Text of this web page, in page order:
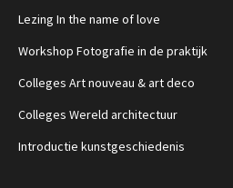
Lezing In the name of love
Workshop Fotografie in de praktijk
Colleges Art nouveau & art deco
Colleges Wereld architectuur
Introductie kunstgeschiedenis